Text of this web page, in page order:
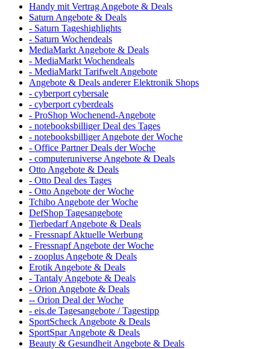
Handy mit Vertrag Angebote & Deals
Saturn Angebote & Deals
- Saturn Tageshighlights
- Saturn Wochendeals
MediaMarkt Angebote & Deals
- MediaMarkt Wochendeals
- MediaMarkt Tarifwelt Angebote
Angebote & Deals anderer Elektronik Shops
- cyberport cybersale
- cyberport cyberdeals
- ProShop Wochenend-Angebote
- notebooksbilliger Deal des Tages
- notebooksbilliger Angebote der Woche
- Office Partner Deals der Woche
- computeruniverse Angebote & Deals
Otto Angebote & Deals
- Otto Deal des Tages
- Otto Angebote der Woche
Tchibo Angebote der Woche
DefShop Tagesangebote
Tierbedarf Angebote & Deals
- Fressnapf Aktuelle Werbung
- Fressnapf Angebote der Woche
- zooplus Angebote & Deals
Erotik Angebote & Deals
- Tantaly Angebote & Deals
- Orion Angebote & Deals
-- Orion Deal der Woche
- eis.de Tagesangebote / Tagestipp
SportScheck Angebote & Deals
SportSpar Angebote & Deals
Beauty & Gesundheit Angebote & Deals